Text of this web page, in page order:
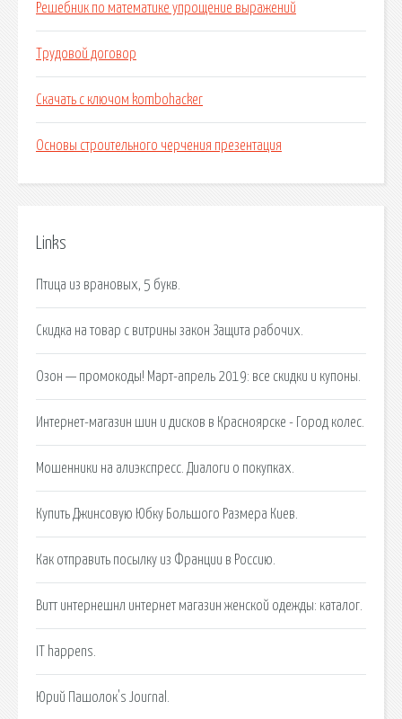
Решебник по математике упрощение выражений
Трудовой договор
Скачать с ключом kombohacker
Основы строительного черчения презентация
Links
Птица из врановых, 5 букв.
Скидка на товар с витрины закон Защита рабочих.
Озон — промокоды! Март-апрель 2019: все скидки и купоны.
Интернет-магазин шин и дисков в Красноярске - Город колес.
Мошенники на алиэкспресс. Диалоги о покупках.
Купить Джинсовую Юбку Большого Размера Киев.
Как отправить посылку из Франции в Россию.
Витт интернешнл интернет магазин женской одежды: каталог.
IT happens.
Юрий Пашолок's Journal.